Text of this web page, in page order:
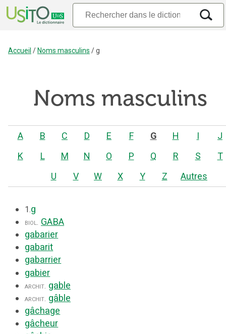
Accueil / Noms masculins /g
Noms masculins
A B C D E F G H I
J
K
L M N O P Q R S
T
U
V W X Y Z Autres
1.g
biol. GABA
gabarier
gabarit
gabarrier
gabier
archit. gable
archit. gâble
gâchage
gâcheur